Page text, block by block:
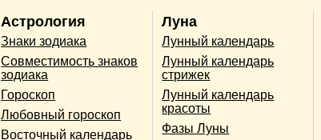
Астрология
Знаки зодиака
Совместимость знаков
зодиака
Гороскоп
Любовный гороскоп
Восточный календарь
Луна
Лунный календарь
Лунный календарь
стрижек
Лунный календарь
красоты
Фазы Луны